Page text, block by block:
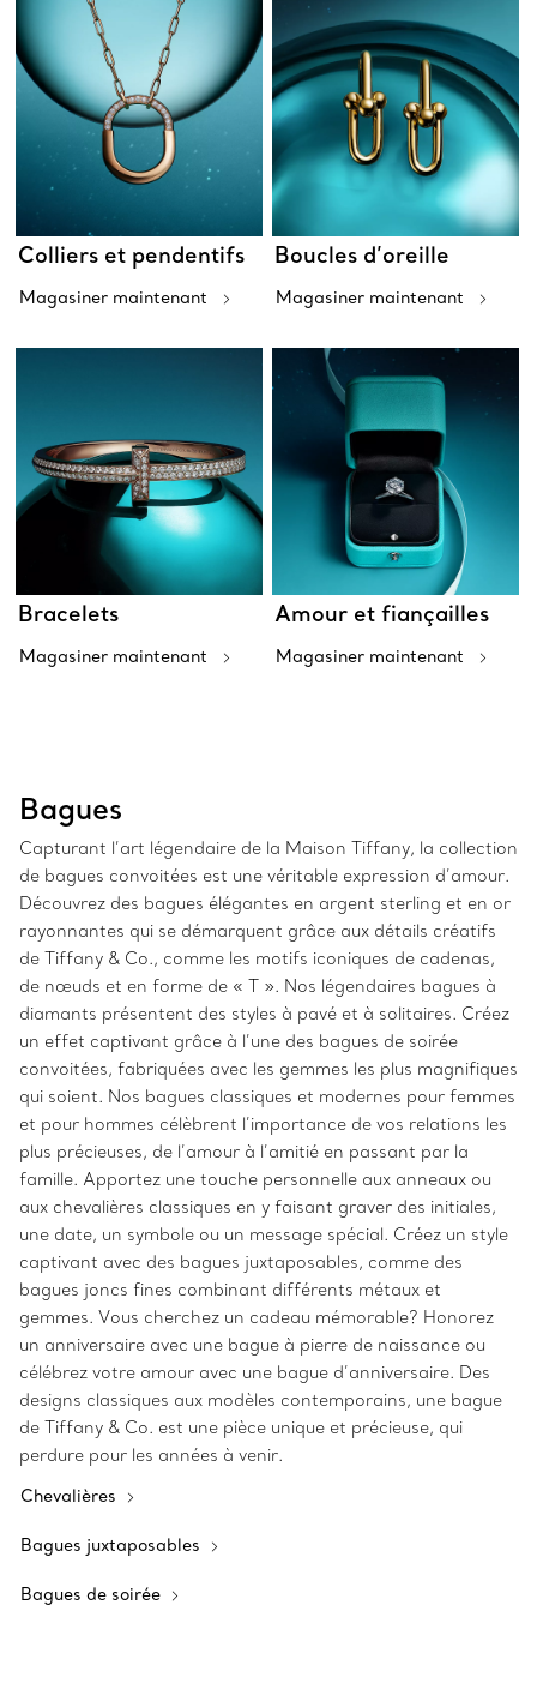
Colliers et pendentifs
Magasiner maintenant
Boucles d’oreille
Magasiner maintenant
Bracelets
Magasiner maintenant
Amour et fiançailles
Magasiner maintenant
Bagues
Capturant l’art légendaire de la Maison Tiffany, la collection
de bagues convoitées est une véritable expression d’amour.
Découvrez des bagues élégantes en argent sterling et en or
rayonnantes qui se démarquent grâce aux détails créatifs
de Tiffany & Co., comme les motifs iconiques de cadenas,
de nœuds et en forme de « T ». Nos légendaires bagues à
diamants présentent des styles à pavé et à solitaires. Créez
un effet captivant grâce à l’une des bagues de soirée
convoitées, fabriquées avec les gemmes les plus magnifiques
qui soient. Nos bagues classiques et modernes pour femmes
et pour hommes célèbrent l’importance de vos relations les
plus précieuses, de l’amour à l’amitié en passant par la
famille. Apportez une touche personnelle aux anneaux ou
aux chevalières classiques en y faisant graver des initiales,
une date, un symbole ou un message spécial. Créez un style
captivant avec des bagues juxtaposables, comme des
bagues joncs fines combinant différents métaux et
gemmes. Vous cherchez un cadeau mémorable? Honorez
un anniversaire avec une bague à pierre de naissance ou
célébrez votre amour avec une bague d’anniversaire. Des
designs classiques aux modèles contemporains, une bague
de Tiffany & Co. est une pièce unique et précieuse, qui
perdure pour les années à venir.
Chevalières
Bagues juxtaposables
Bagues de soirée